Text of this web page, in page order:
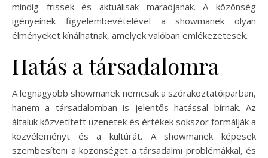
mindig frissek és aktuálisak maradjanak. A közönség
igényeinek figyelembevételével a showmanek olyan
élményeket kínálhatnak, amelyek valóban emlékezetesek.
Hatás a társadalomra
A legnagyobb showmanek nemcsak a szórakoztatóiparban,
hanem a társadalomban is jelentős hatással bírnak. Az
általuk közvetített üzenetek és értékek sokszor formálják a
közvéleményt és a kultúrát. A showmanek képesek
szembesíteni a közönséget a társadalmi problémákkal, és